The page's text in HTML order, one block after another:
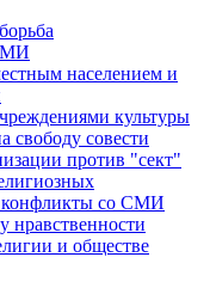
населением и
культуры
свободу совести
против "сект"
конфликты со СМИ
нравственности
и обществе